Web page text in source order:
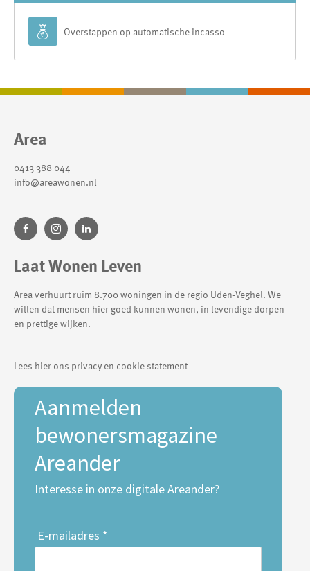
 Overstappen op automatische incasso
Contactinformatie
Area
0413 388 044
info@areawonen.nl
Laat Wonen Leven
Area verhuurt ruim 8.700 woningen in de regio Uden-Veghel. We
willen dat mensen hier goed kunnen wonen, in levendige dorpen
en prettige wijken.
Lees hier ons privacy en cookie statement
Aanmelden
bewonersmagazine
Areander
Interesse in onze digitale Areander?
E-mailadres *